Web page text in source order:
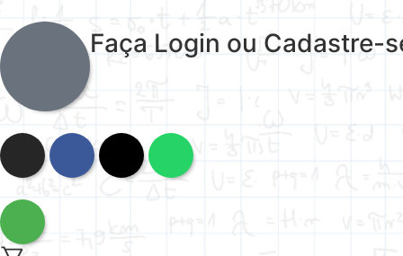
Faça Login ou Cadastre-